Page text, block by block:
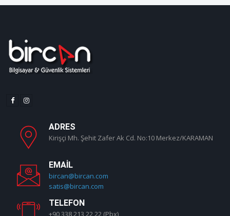
ADRES
Kirişçi Mh. Şehit Zafer Ak Cd. No:10 Merkez/KARAMAN
EMAIL
bircan@bircan.com
satis@bircan.com
TELEFON